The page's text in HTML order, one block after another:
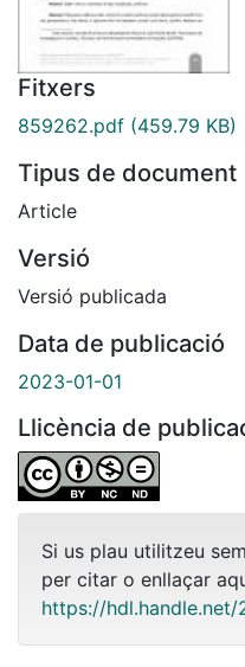
Fitxers
859262.pdf (459.79 KB)
Tipus de document
Article
Versió
Versió publicada
Data de publicació
2023-01-01
Llicència de
Si us plau utilitzeu
per citar o enllaçar
https://